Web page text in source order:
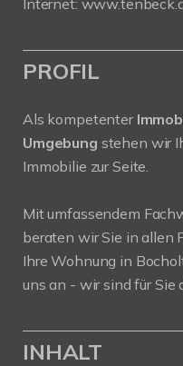
PROFIL
Als kompetenter
Umgebung stehen wir
Immobilie zur Seite.
Mit umfassendem
beraten wir Sie in allen
Ihre Wohnung in
uns an - wir sind für Sie
INHALT